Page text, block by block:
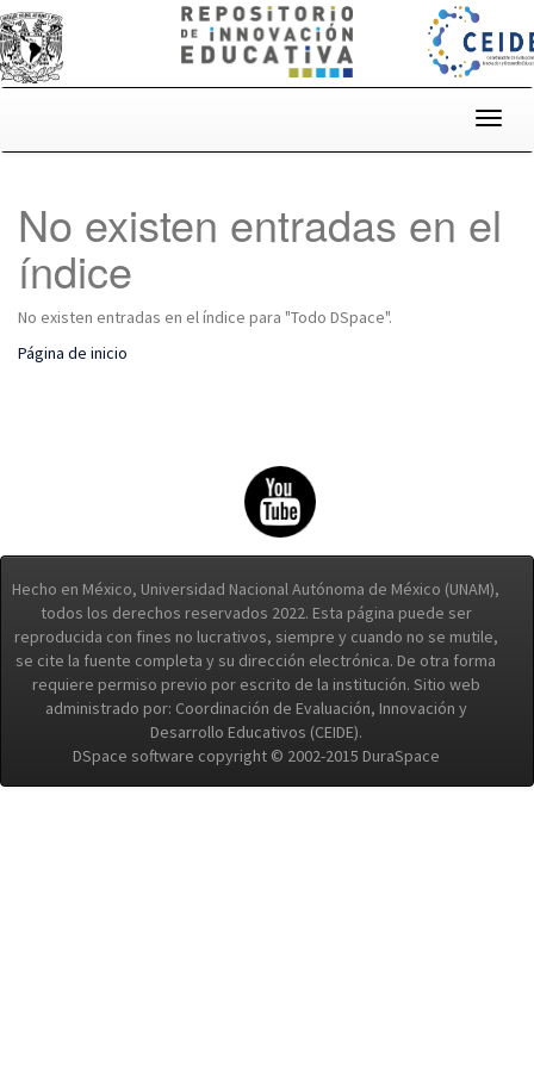
No existen entradas en el
índice
No existen entradas en el índice para "Todo DSpace".
Página de inicio
Hecho en México, Universidad Nacional Autónoma de México (UNAM),
todos los derechos reservados 2022. Esta página puede ser
reproducida con fines no lucrativos, siempre y cuando no se mutile,
se cite la fuente completa y su dirección electrónica. De otra forma
requiere permiso previo por escrito de la institución. Sitio web
administrado por: Coordinación de Evaluación, Innovación y
Desarrollo Educativos (CEIDE).
DSpace software copyright © 2002-2015 DuraSpace